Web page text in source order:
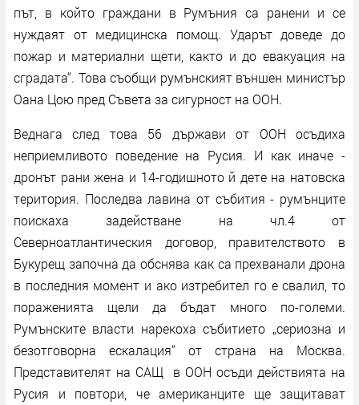
път, в който граждани в Румъния са ранени и се
нуждаят от медицинска помощ. Ударът доведе до
пожар и материални щети, както и до евакуация на
сградата“. Това съобщи румънският външен министър
Оана Цою пред Съвета за сигурност на ООН.
Веднага след това 56 държави от ООН осъдиха
неприемливото поведение на Русия. И как иначе -
дронът рани жена и 14-годишното й дете на натовска
територия. Последва лавина от събития - румънците
поискаха задействане на чл.4 от
Северноатлантическия договор, правителството в
Букурещ започна да обснява как са прехванали дрона
в последния момент и ако изтребител го е свалил, то
пораженията щели да бъдат много по-големи.
Румънските власти нарекоха събитието „сериозна и
безотговорна ескалация“ от страна на Москва.
Представителят на САЩ в ООН осъди действията на
Русия и повтори, че американците ще защитават